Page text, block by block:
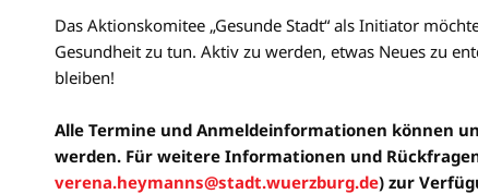
Das Aktionskomitee „Gesunde Stadt“ als Initiator
Gesundheit zu tun. Aktiv zu werden, etwas Neues zu
bleiben!
Alle Termine und Anmeldeinformationen können
werden. Für weitere Informationen und
verena.heymanns@stadt.wuerzburg.de) zur